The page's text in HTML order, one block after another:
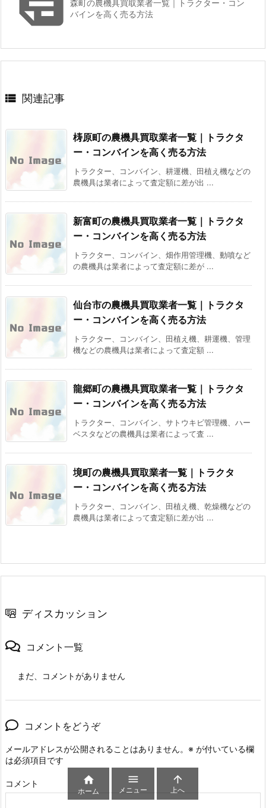
森町の農機具買取業者一覧｜トラクター・コン
バインを高く売る方法
 関連記事
梼原町の農機具買取業者一覧｜トラクタ
ー・コンバインを高く売る方法
トラクター、コンバイン、耕運機、田植え機などの
農機具は業者によって査定額に差が出 ...
新富町の農機具買取業者一覧｜トラクタ
ー・コンバインを高く売る方法
トラクター、コンバイン、畑作用管理機、動噴など
の農機具は業者によって査定額に差が ...
仙台市の農機具買取業者一覧｜トラクタ
ー・コンバインを高く売る方法
トラクター、コンバイン、田植え機、耕運機、管理
機などの農機具は業者によって査定額 ...
龍郷町の農機具買取業者一覧｜トラクタ
ー・コンバインを高く売る方法
トラクター、コンバイン、サトウキビ管理機、ハー
ベスタなどの農機具は業者によって査 ...
境町の農機具買取業者一覧｜トラクタ
ー・コンバインを高く売る方法
トラクター、コンバイン、田植え機、乾燥機などの
農機具は業者によって査定額に差が出 ...
ディスカッション
コメント一覧
まだ、コメントがありません
コメントをどうぞ
メールアドレスが公開されることはありません。 ※ が付いている欄
は必須項目です
コメント 
ホーム

メニュー

上へ